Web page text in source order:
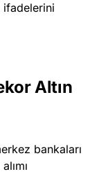
ifadelerini
Altın
bankaları